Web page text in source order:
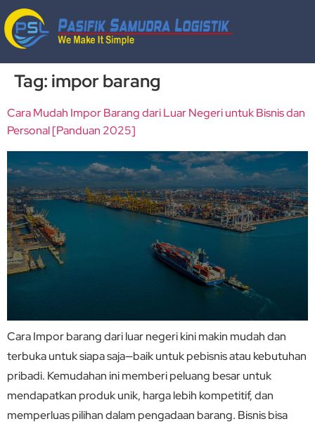
Tag: impor barang
Cara Mudah Impor Barang dari Luar Negeri untuk Bisnis dan
Personal [Panduan 2025]
Cara Impor barang dari luar negeri kini makin mudah dan
terbuka untuk siapa saja—baik untuk pebisnis atau kebutuhan
pribadi. Kemudahan ini memberi peluang besar untuk
mendapatkan produk unik, harga lebih kompetitif, dan
memperluas pilihan dalam pengadaan barang. Bisnis bisa